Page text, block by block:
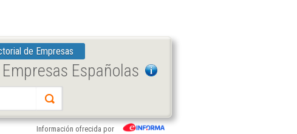
de Empresas
Españolas
Información ofrecida por